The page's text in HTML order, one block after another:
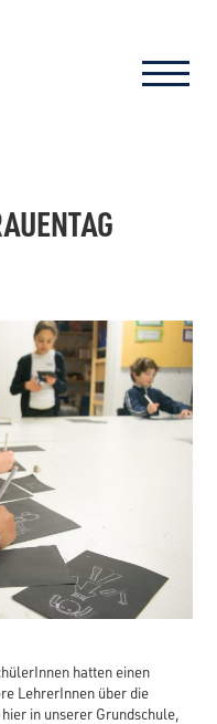
hatten einen
LehrerInnen über die
in unserer Grundschule,